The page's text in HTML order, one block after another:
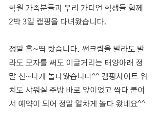
학원 가족분들과 우리 가디언 학생들 함께
2박 3일 캠핑을 다녀왔습니다.
정말 홀~딱 탔습니다. 썬크림을 발라도 발
라도 모자를 써도 이글거리는 태양아래 정
말 신~나게 놀다왔습니다^^ 캠핑사이트 위
치도 샤워실 주방 바로 앞이었고 싹다 붙여
서 예약이 되어 정말 알차게 놀다 왔네요^^